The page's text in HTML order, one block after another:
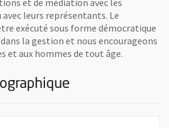
leurs représentants. Le
exécuté sous forme démocratique
la gestion et nous encourageons
et aux hommes de tout âge.